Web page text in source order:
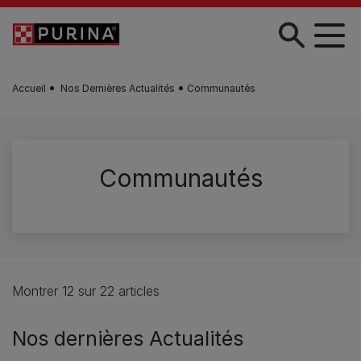
Skip to main content
Accueil Nos Dernières Actualités Communautés
Communautés
Montrer 12 sur 22 articles
Nos dernières Actualités